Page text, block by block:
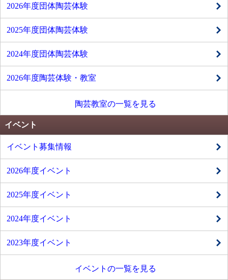
2026年度団体陶芸体験
2025年度団体陶芸体験
2024年度団体陶芸体験
2026年度陶芸体験・教室
陶芸教室の一覧を見る
イベント
イベント募集情報
2026年度イベント
2025年度イベント
2024年度イベント
2023年度イベント
イベントの一覧を見る